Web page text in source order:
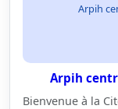
Arpih
Arpih
Bienvenue à la